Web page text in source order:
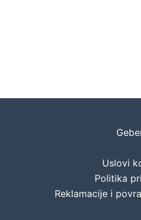
Uslovi
Politika
Reklamacije i